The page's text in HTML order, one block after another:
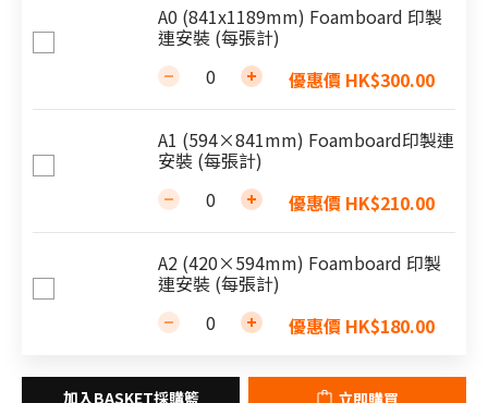
A0 (841x1189mm) Foamboard 印製
連安裝 (每張計)
優惠價 HK$300.00
A1 (594×841mm) Foamboard印製連
安裝 (每張計)
優惠價 HK$210.00
A2 (420×594mm) Foamboard 印製
連安裝 (每張計)
優惠價 HK$180.00
立即購買